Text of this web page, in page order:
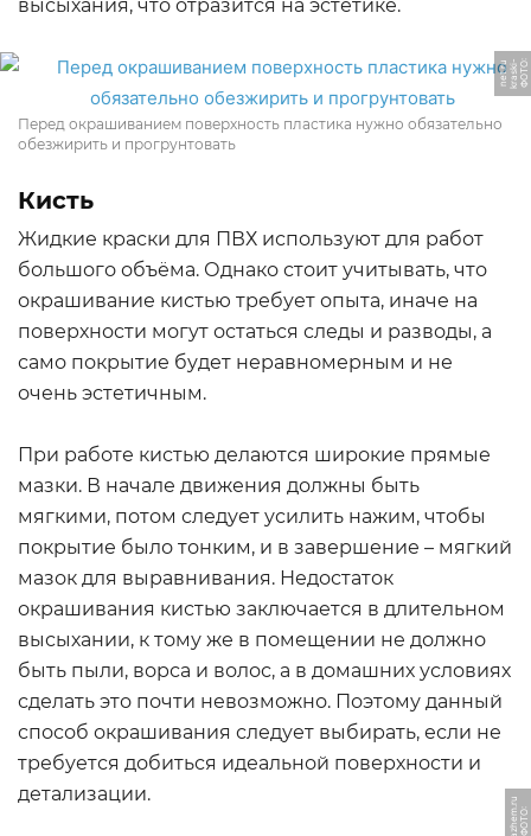
высыхания, что отразится на эстетике.
Ф
О
Т
О:
k
r
a
s
ki
-
n
e
t.
r
u
Перед окрашиванием поверхность пластика нужно обязательно
обезжирить и прогрунтовать
Кисть
Жидкие краски для ПВХ используют для работ
большого объёма. Однако стоит учитывать, что
окрашивание кистью требует опыта, иначе на
поверхности могут остаться следы и разводы, а
само покрытие будет неравномерным и не
очень эстетичным.
При работе кистью делаются широкие прямые
мазки. В начале движения должны быть
мягкими, потом следует усилить нажим, чтобы
покрытие было тонким, и в завершение – мягкий
мазок для выравнивания. Недостаток
окрашивания кистью заключается в длительном
высыхании, к тому же в помещении не должно
быть пыли, ворса и волос, а в домашних условиях
сделать это почти невозможно. Поэтому данный
способ окрашивания следует выбирать, если не
требуется добиться идеальной поверхности и
детализации.
Ф
О
Т
О:
m
a
z
h
e
m.
r
u